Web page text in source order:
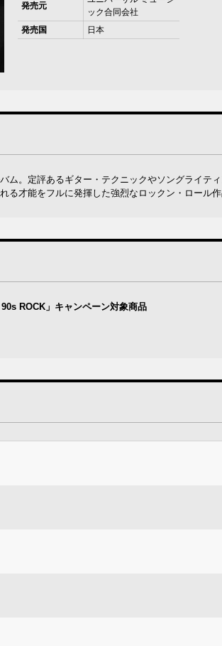
発売元
ック合同会社
発売国
日本
。定評あるギター・テクニックやソングライティ
才能をフルに発揮した強烈なロックン・ロール作
ROCK」キャンペーン対象商品